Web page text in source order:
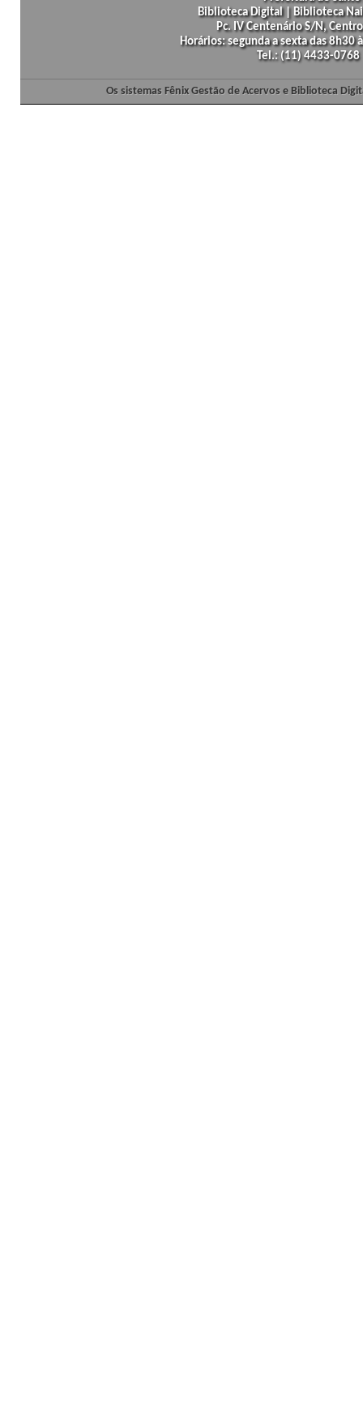
Biblioteca Digital | Biblioteca
Pc. IV Centenário S/N,
Horários: segunda a sexta das
Tel.: (11) 4433-
Os sistemas Fênix Gestão de Acervos e Biblioteca